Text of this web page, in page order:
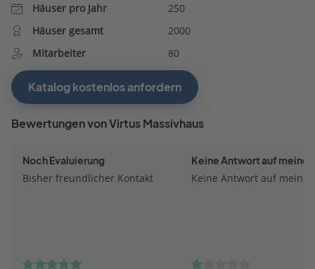
Häuser pro Jahr
250
Häuser gesamt
2000
Mitarbeiter
80
Katalog kostenlos anfordern
Bewertungen von Virtus Massivhaus
Noch Evaluierung
Bisher freundlicher Kontakt
Keine Antwort auf meine
Keine Antwort auf meine